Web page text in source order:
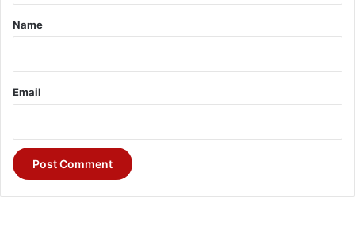
*
Name
Email